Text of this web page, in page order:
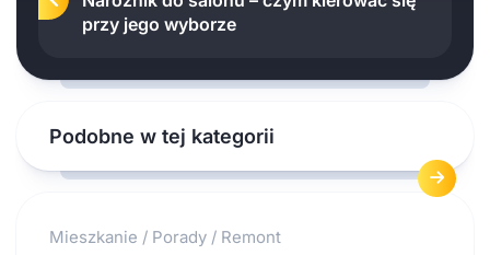
przy jego wyborze
Podobne w tej kategorii
Mieszkanie / Porady / Remont